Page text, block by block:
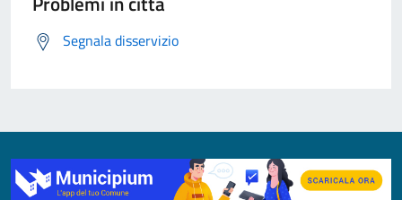
Segnala disservizio